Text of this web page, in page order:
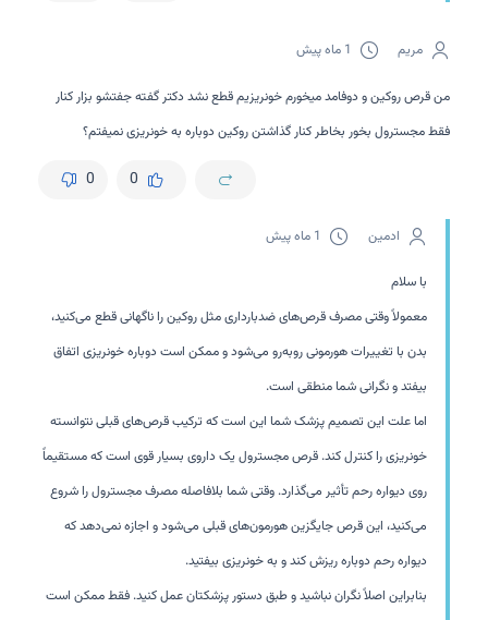
مریم 1 ماه پیش
من قرص روکین و دوفامد میخورم خونریزیم قطع نشد دکتر گفته جفتشو بزار کنار
فقط مجسترول بخور بخاطر کنار گذاشتن روکین دوباره به خونریزی نمیفتم؟
0
0
ادمین 1 ماه پیش
با سلام
معمولاً وقتی مصرف قرص‌های ضدبارداری مثل روکین را ناگهانی قطع می‌کنید،
بدن با تغییرات هورمونی روبه‌رو می‌شود و ممکن است دوباره خونریزی اتفاق
بیفتد و نگرانی شما منطقی است.
اما علت این تصمیم پزشک شما این است که ترکیب قرص‌های قبلی نتوانسته
خونریزی را کنترل کند. قرص مجسترول یک داروی بسیار قوی است که مستقیماً
روی دیواره رحم تأثیر می‌گذارد. وقتی شما بلافاصله مصرف مجسترول را شروع
می‌کنید، این قرص جایگزین هورمون‌های قبلی می‌شود و اجازه نمی‌دهد که
دیواره رحم دوباره ریزش کند و به خونریزی بیفتید.
بنابراین اصلاً نگران نباشید و طبق دستور پزشکتان عمل کنید. فقط ممکن است